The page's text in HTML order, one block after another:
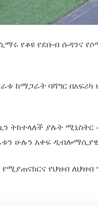
የቆዩ የደቡብ ሱዳንና
ከማጋራት ባሻግር
ትከተላለች ያሉት
ሁሉን አቀፍ
የህዝብ